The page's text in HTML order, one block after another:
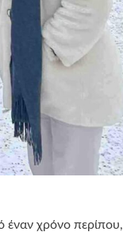
έναν χρόνο περίπου,